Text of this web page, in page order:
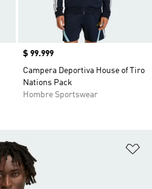
Precio
$ 99.999
Campera Deportiva House of Tiro
Nations Pack
Hombre Sportswear